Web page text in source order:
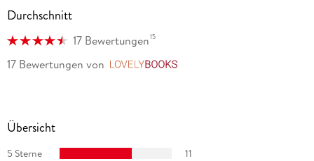
Durchschnitt
17 Bewertungen15
17 Bewertungen von
Übersicht
5 Sterne
11